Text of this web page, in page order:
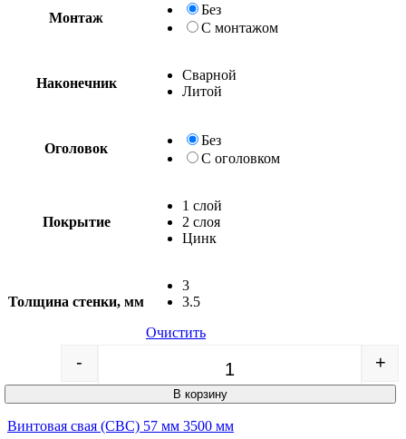
Монтаж
Без
С монтажом
Наконечник
Сварной
Литой
Оголовок
Без
С оголовком
Покрытие
1 слой
2 слоя
Цинк
Толщина стенки, мм
3
3.5
Очистить
Quantity
- +
В корзину
Винтовая свая (СВС) 57 мм 3500 мм